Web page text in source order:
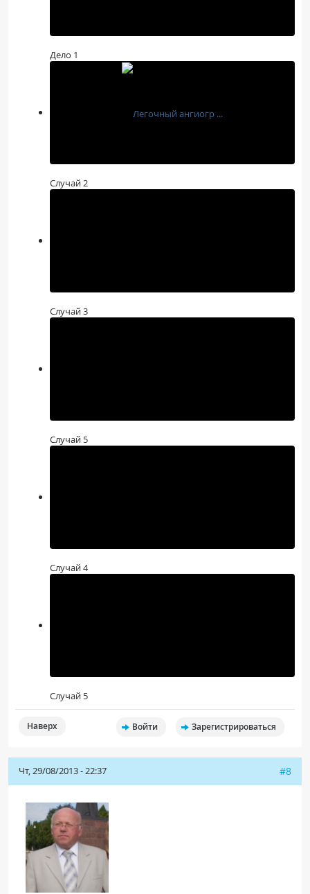
Дело 1
Случай 2
Случай 3
Случай 5
Случай 4
Случай 5
Наверх Войти Зарегистрироваться
Чт, 29/08/2013 - 22:37 #8